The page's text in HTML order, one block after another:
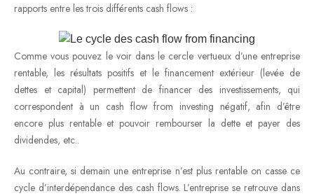
rapports entre les trois différents cash flows :
Comme vous pouvez le voir dans le cercle vertueux d’une entreprise
rentable, les résultats positifs et le financement extérieur (levée de
dettes et capital) permettent de financer des investissements, qui
correspondent à un cash flow from investing négatif, afin d’être
encore plus rentable et pouvoir rembourser la dette et payer des
dividendes, etc..
Au contraire, si demain une entreprise n’est plus rentable on casse ce
cycle d’interdépendance des cash flows. L’entreprise se retrouve dans